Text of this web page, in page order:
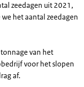
zeedagen uit 2021,
het aantal zeedagen
van het
voor het slopen
af.